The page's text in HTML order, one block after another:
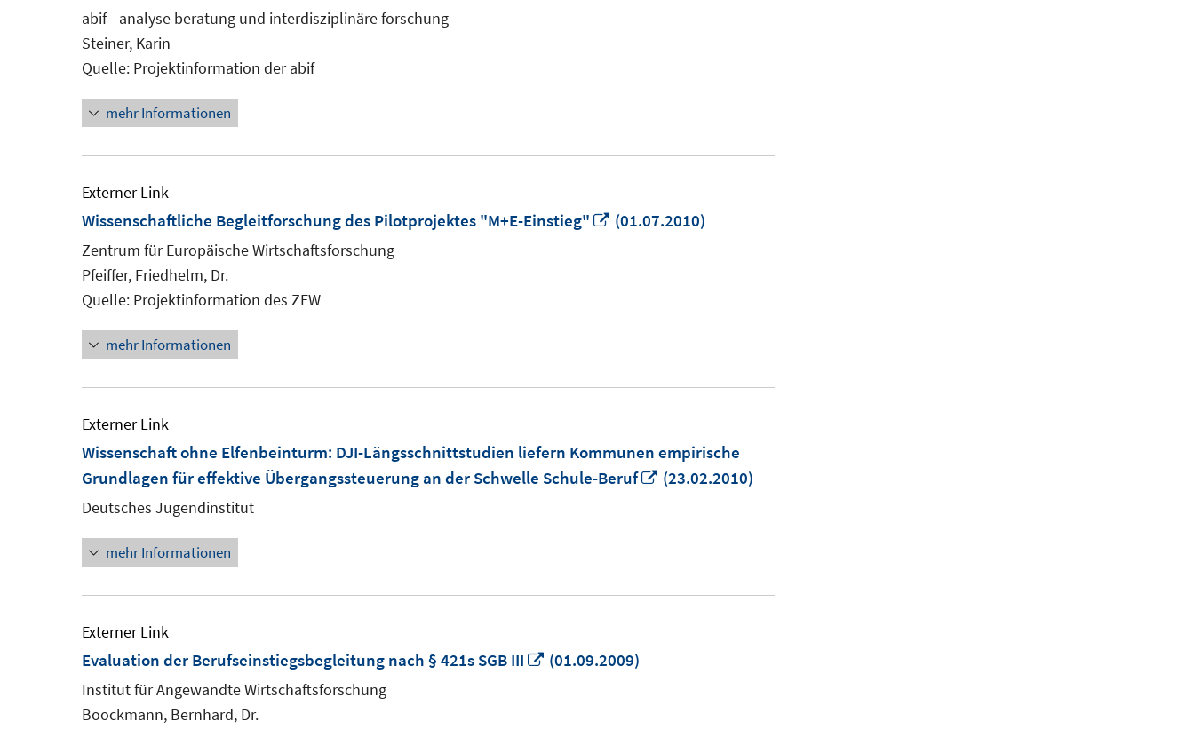
abif - analyse beratung und interdisziplinäre forschung
Steiner, Karin
Quelle: Projektinformation der abif
mehr Informationen
Externer Link
Wissenschaftliche Begleitforschung des Pilotprojektes "M+E-Einstieg"
In
(01.07.2010)
Zentrum für Europäische Wirtschaftsforschung
Pfeiffer, Friedhelm, Dr.
Quelle: Projektinformation des ZEW
mehr Informationen
Externer Link
Wissenschaft ohne Elfenbeinturm: DJI-Längsschnittstudien liefern Kommunen empirische
Grundlagen für effektive Übergangssteuerung an der Schwelle Schule-Beruf
In
(23.02.2010)
Deutsches Jugendinstitut
mehr Informationen
Externer Link
Evaluation der Berufseinstiegsbegleitung nach § 421s SGB III
In
(01.09.2009)
Institut für Angewandte Wirtschaftsforschung
Boockmann, Bernhard, Dr.